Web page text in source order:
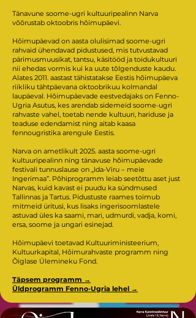
Tänavune soome-ugri kultuuripealinn Narva
võõrustab oktoobris hõimupäevi.
Hõimupäevad on aasta olulisimad soome-ugri
rahvaid ühendavad pidustused, mis tutvustavad
pärimusmuusikat, tantsu, käsitööd ja toidukultuuri
nii ehedas vormis kui ka uute tõlgenduste kaudu.
Alates 2011. aastast tähistatakse Eestis hõimupäeva
riikliku tähtpäevana oktoobrikuu kolmandal
laupäeval. Hõimupäevade eestvedajaks on Fenno-
Ugria Asutus, kes arendab sidemeid soome-ugri
rahvaste vahel, toetab nende kultuuri, hariduse ja
teaduse edendamist ning aitab kaasa
fennougristika arengule Eestis.
Narva on ametlikult 2025. aasta soome-ugri
kultuuripealinn ning tänavuse hõimupäevade
festivali tunnuslause on „Ida-Viru – meie
Ingerimaa”. Põhiprogramm leiab seetõttu aset just
Narvas, kuid kavast ei puudu ka sündmused
Tallinnas ja Tartus. Pidustuste raames toimub
mitmeid üritusi, kus lisaks ingerisoomlastele
astuvad üles ka saami, mari, udmurdi, vadja, komi,
ersa, soome ja ungari esinejad.
Hõimupäevi toetavad Kultuuriministeerium,
Kultuurkapital, Hõimurahvaste programm ning
Õiglase Ülemineku Fond.
Täpsem programm →
Üldprogramm Fenno-Ugria lehel →